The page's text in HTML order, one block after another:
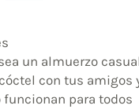
un almuerzo
con tus amigos
para todos